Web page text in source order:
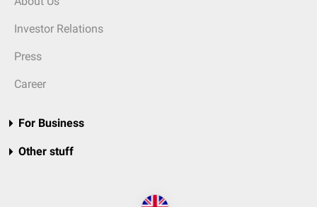
Investor Relations
Press
Career
For Business
Other stuff